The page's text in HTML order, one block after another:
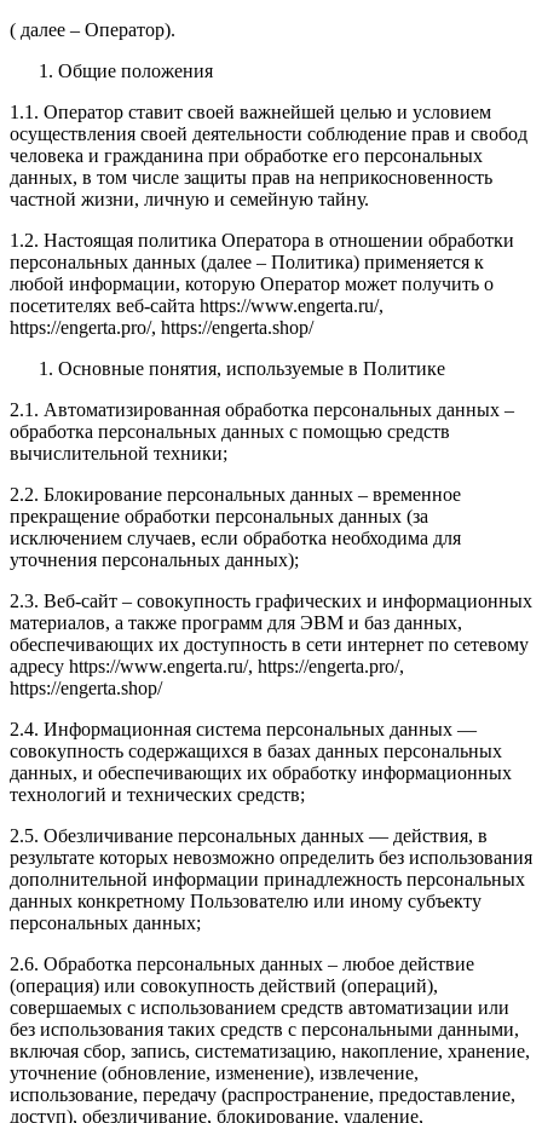
( далее – Оператор).
Общие положения
1.1. Оператор ставит своей важнейшей целью и условием
осуществления своей деятельности соблюдение прав и свобод
человека и гражданина при обработке его персональных
данных, в том числе защиты прав на неприкосновенность
частной жизни, личную и семейную тайну.
1.2. Настоящая политика Оператора в отношении обработки
персональных данных (далее – Политика) применяется к
любой информации, которую Оператор может получить о
посетителях веб-сайта https://www.engerta.ru/,
https://engerta.pro/, https://engerta.shop/
Основные понятия, используемые в Политике
2.1. Автоматизированная обработка персональных данных –
обработка персональных данных с помощью средств
вычислительной техники;
2.2. Блокирование персональных данных – временное
прекращение обработки персональных данных (за
исключением случаев, если обработка необходима для
уточнения персональных данных);
2.3. Веб-сайт – совокупность графических и информационных
материалов, а также программ для ЭВМ и баз данных,
обеспечивающих их доступность в сети интернет по сетевому
адресу https://www.engerta.ru/, https://engerta.pro/,
https://engerta.shop/
2.4. Информационная система персональных данных —
совокупность содержащихся в базах данных персональных
данных, и обеспечивающих их обработку информационных
технологий и технических средств;
2.5. Обезличивание персональных данных — действия, в
результате которых невозможно определить без использования
дополнительной информации принадлежность персональных
данных конкретному Пользователю или иному субъекту
персональных данных;
2.6. Обработка персональных данных – любое действие
(операция) или совокупность действий (операций),
совершаемых с использованием средств автоматизации или
без использования таких средств с персональными данными,
включая сбор, запись, систематизацию, накопление, хранение,
уточнение (обновление, изменение), извлечение,
использование, передачу (распространение, предоставление,
доступ), обезличивание, блокирование, удаление,